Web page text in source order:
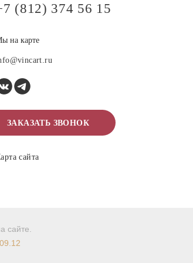
(812) 374 56 15
на карте
ЗАКАЗАТЬ ЗВОНОК
сайта
сайте.